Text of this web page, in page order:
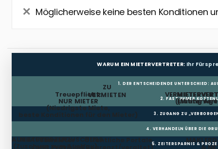
Möglicherweise keine besten Konditionen
WARUM EIN MIETERVERTRETER: Ihr
1. DER ENTSCHEIDENDE UNTERSCHIED:
(Listing
ZU
VERMIETEN
Treuepflicht:
NUR MIETER
(Niedrigste Miete,
beste Konditionen für den Mieter)
2. FAST IMMER
3. ZUGANG ZU
4. VERHANDELN ÜBER DIE
Vermieter Öffentliche Portale
MIETFREIE ZEIT
AUSBAUKOSTENZUSCHUSS
(Zuschuss zum Ausbau) 5. ZEITERSPARNIS &